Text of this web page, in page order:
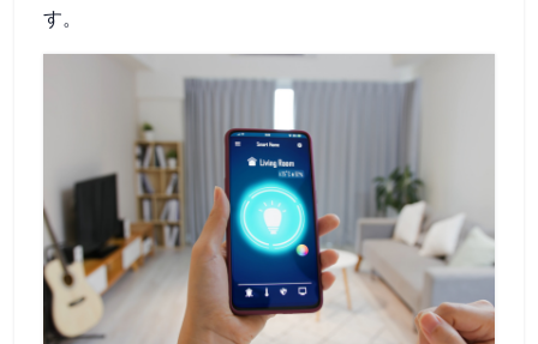
す。